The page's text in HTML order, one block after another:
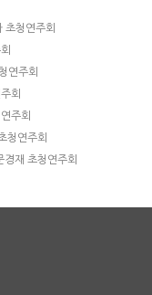
초청연주회
연주회
회
주회
청연주회
재 초청연주회